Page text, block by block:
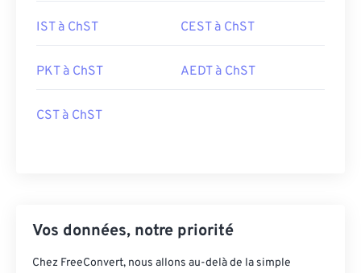
IST à ChST CEST à ChST
PKT à ChST AEDT à ChST
CST à ChST
Vos données, notre priorité
Chez FreeConvert, nous allons au-delà de la simple